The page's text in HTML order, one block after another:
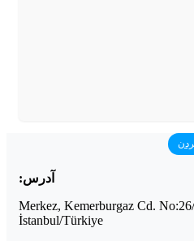
آدرس:
Merkez, Kemerburgaz Cd.
İstanbul/Türkiye